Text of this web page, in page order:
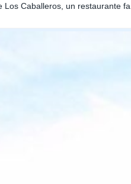
Los Caballeros, un restaurante